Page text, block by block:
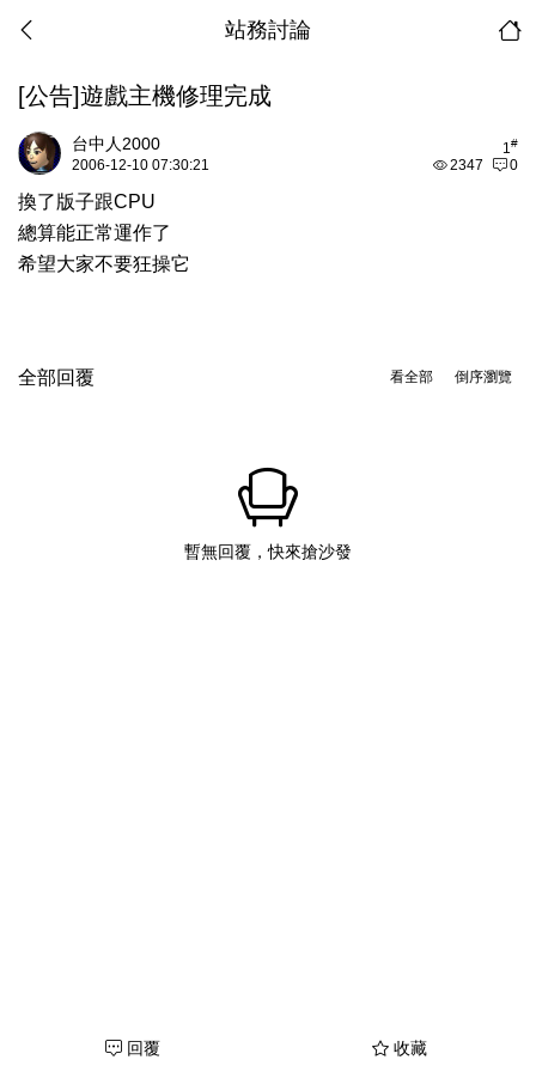
站務討論
[公告]遊戲主機修理完成
1#
台中人2000
2347 0
2006-12-10 07:30:21
換了版子跟CPU
總算能正常運作了
希望大家不要狂操它
倒序瀏覽
看全部
全部回覆
暫無回覆，快來搶沙發
回覆 收藏